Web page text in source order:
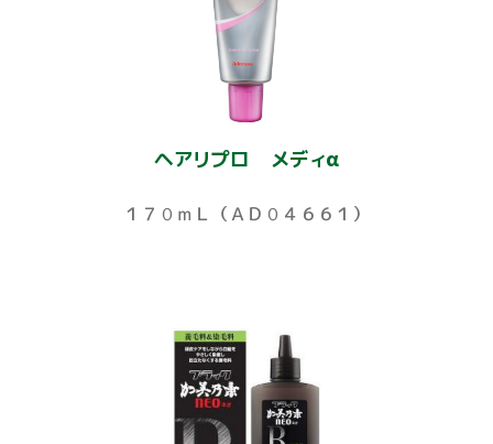
ヘアリプロ メディα
１７０ｍＬ（ＡＤ０４６６１）